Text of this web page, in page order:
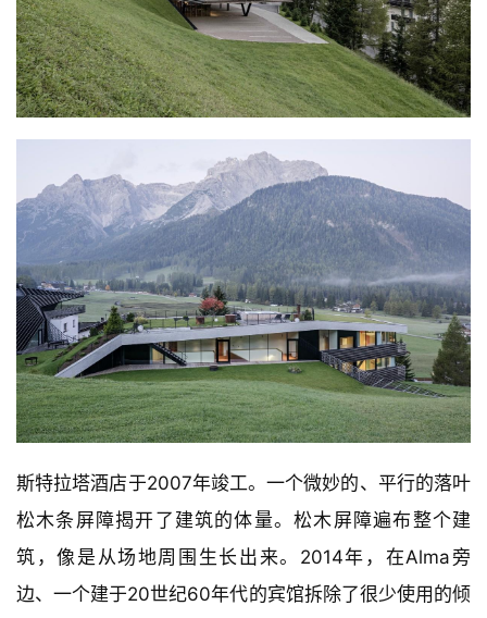
斯特拉塔酒店于2007年竣工。一个微妙的、平行的落叶
松木条屏障揭开了建筑的体量。松木屏障遍布整个建
筑，像是从场地周围生长出来。2014年，在Alma旁
边、一个建于20世纪60年代的宾馆拆除了很少使用的倾